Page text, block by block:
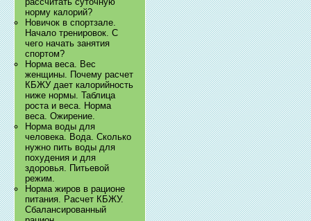
норму калорий?
Новичок в спортзале.
Начало тренировок. С
чего начать занятия
спортом?
Норма веса. Вес
женщины. Почему расчет
КБЖУ дает калорийность
ниже нормы. Таблица
роста и веса. Норма
веса. Ожирение.
Норма воды для
человека. Вода. Сколько
нужно пить воды для
похудения и для
здоровья. Питьевой
режим.
Норма жиров в рационе
питания. Расчет КБЖУ.
Сбалансированный